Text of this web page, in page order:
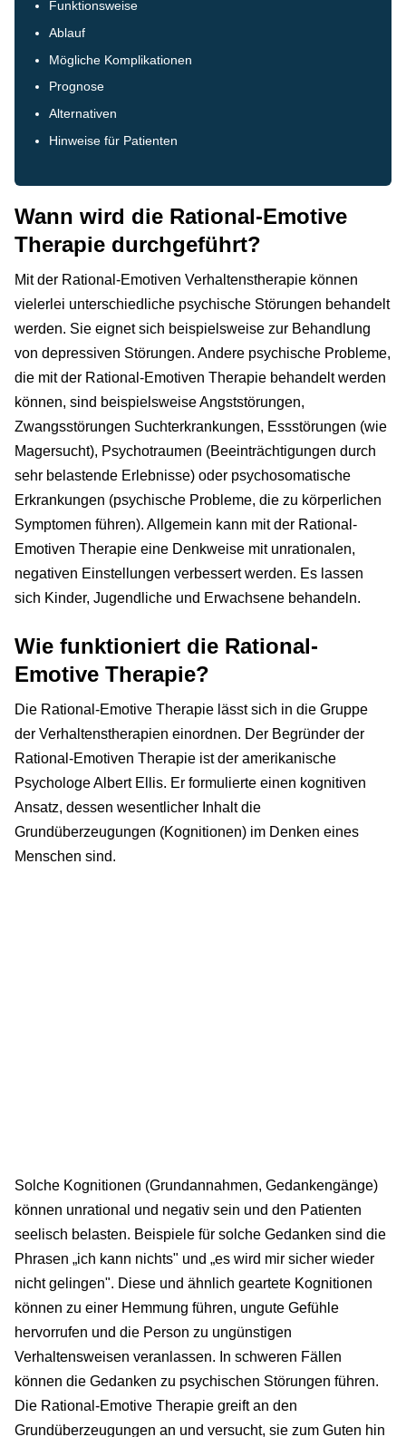
Funktionsweise
Ablauf
Mögliche Komplikationen
Prognose
Alternativen
Hinweise für Patienten
Wann wird die Rational-Emotive
Therapie durchgeführt?
Mit der Rational-Emotiven Verhaltenstherapie können
vielerlei unterschiedliche psychische Störungen behandelt
werden. Sie eignet sich beispielsweise zur Behandlung
von depressiven Störungen. Andere psychische Probleme,
die mit der Rational-Emotiven Therapie behandelt werden
können, sind beispielsweise Angststörungen,
Zwangsstörungen Suchterkrankungen, Essstörungen (wie
Magersucht), Psychotraumen (Beeinträchtigungen durch
sehr belastende Erlebnisse) oder psychosomatische
Erkrankungen (psychische Probleme, die zu körperlichen
Symptomen führen). Allgemein kann mit der Rational-
Emotiven Therapie eine Denkweise mit unrationalen,
negativen Einstellungen verbessert werden. Es lassen
sich Kinder, Jugendliche und Erwachsene behandeln.
Wie funktioniert die Rational-
Emotive Therapie?
Die Rational-Emotive Therapie lässt sich in die Gruppe
der Verhaltenstherapien einordnen. Der Begründer der
Rational-Emotiven Therapie ist der amerikanische
Psychologe Albert Ellis. Er formulierte einen kognitiven
Ansatz, dessen wesentlicher Inhalt die
Grundüberzeugungen (Kognitionen) im Denken eines
Menschen sind.
Solche Kognitionen (Grundannahmen, Gedankengänge)
können unrational und negativ sein und den Patienten
seelisch belasten. Beispiele für solche Gedanken sind die
Phrasen „ich kann nichts" und „es wird mir sicher wieder
nicht gelingen". Diese und ähnlich geartete Kognitionen
können zu einer Hemmung führen, ungute Gefühle
hervorrufen und die Person zu ungünstigen
Verhaltensweisen veranlassen. In schweren Fällen
können die Gedanken zu psychischen Störungen führen.
Die Rational-Emotive Therapie greift an den
Grundüberzeugungen an und versucht, sie zum Guten hin